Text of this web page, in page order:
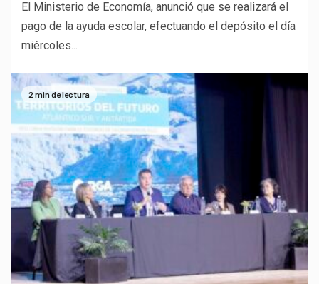
El Ministerio de Economía, anunció que se realizará el
pago de la ayuda escolar, efectuando el depósito el día
miércoles...
2 min de lectura